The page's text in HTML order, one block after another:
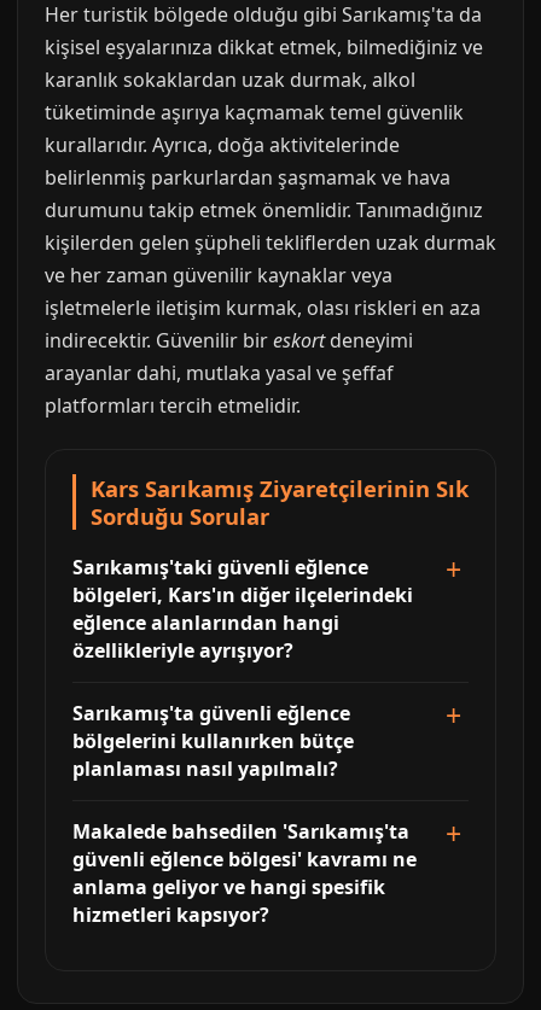
Her turistik bölgede olduğu gibi Sarıkamış'ta da
kişisel eşyalarınıza dikkat etmek, bilmediğiniz ve
karanlık sokaklardan uzak durmak, alkol
tüketiminde aşırıya kaçmamak temel güvenlik
kurallarıdır. Ayrıca, doğa aktivitelerinde
belirlenmiş parkurlardan şaşmamak ve hava
durumunu takip etmek önemlidir. Tanımadığınız
kişilerden gelen şüpheli tekliflerden uzak durmak
ve her zaman güvenilir kaynaklar veya
işletmelerle iletişim kurmak, olası riskleri en aza
indirecektir. Güvenilir bireskortdeneyimi
arayanlar dahi, mutlaka yasal ve şeffaf
platformları tercih etmelidir.
Kars Sarıkamış Ziyaretçilerinin Sık
Sorduğu Sorular
Sarıkamış'taki güvenli eğlence
bölgeleri, Kars'ın diğer ilçelerindeki
eğlence alanlarından hangi
özellikleriyle ayrışıyor?
Sarıkamış'ta güvenli eğlence
bölgelerini kullanırken bütçe
planlaması nasıl yapılmalı?
Makalede bahsedilen 'Sarıkamış'ta
güvenli eğlence bölgesi' kavramı ne
anlama geliyor ve hangi spesifik
hizmetleri kapsıyor?